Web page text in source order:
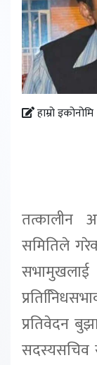
हाम्रो इकोनोमि
तत्कालीन
समितिले
प्रतिवेदन
सदस्यसचिव